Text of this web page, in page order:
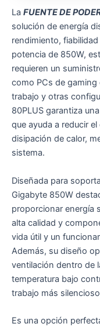
La FUENTE DE
solución de energía
rendimiento,
potencia de 850W,
requieren un
como PCs de
trabajo y otras
80PLUS garantiza
que ayuda a reducir
disipación de calor,
sistema.
Diseñada para
Gigabyte 850W
proporcionar energía
alta calidad y
vida útil y un
Además, su diseño
ventilación dentro de
temperatura bajo
trabajo más
Es una opción